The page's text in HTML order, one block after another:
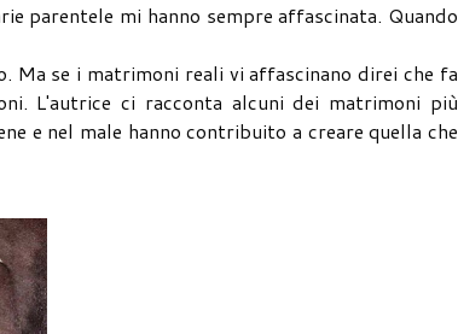
parentele mi hanno sempre affascinata. Quando
Ma se i matrimoni reali vi affascinano direi che fa
L'autrice ci racconta alcuni dei matrimoni più
e nel male hanno contribuito a creare quella che